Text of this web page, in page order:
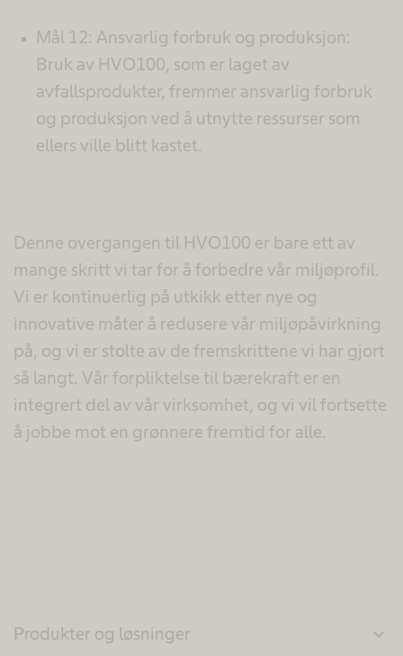
Mål 12: Ansvarlig forbruk og produksjon:
Bruk av HVO100, som er laget av
avfallsprodukter, fremmer ansvarlig forbruk
og produksjon ved å utnytte ressurser som
ellers ville blitt kastet.
Denne overgangen til HVO100 er bare ett av
mange skritt vi tar for å forbedre vår miljøprofil.
Vi er kontinuerlig på utkikk etter nye og
innovative måter å redusere vår miljøpåvirkning
på, og vi er stolte av de fremskrittene vi har gjort
så langt. Vår forpliktelse til bærekraft er en
integrert del av vår virksomhet, og vi vil fortsette
å jobbe mot en grønnere fremtid for alle.
Produkter og løsninger expand_more